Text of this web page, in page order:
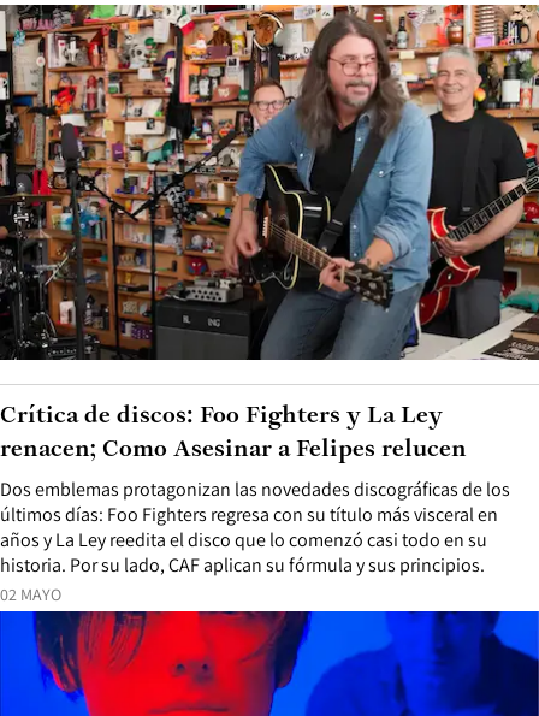
02 MAYO
Dos emblemas protagonizan las novedades discográficas de los
últimos días: Foo Fighters regresa con su título más visceral en
años y La Ley reedita el disco que lo comenzó casi todo en su
historia. Por su lado, CAF aplican su fórmula y sus principios.
Crítica de discos: Foo Fighters y La Ley
renacen; Como Asesinar a Felipes relucen